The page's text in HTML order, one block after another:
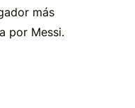
más
por Messi.